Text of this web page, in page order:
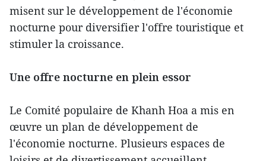
misent sur le développement de l'économie
nocturne pour diversifier l'offre touristique et
stimuler la croissance.
Une offre nocturne en plein essor
Le Comité populaire de Khanh Hoa a mis en
œuvre un plan de développement de
l'économie nocturne. Plusieurs espaces de